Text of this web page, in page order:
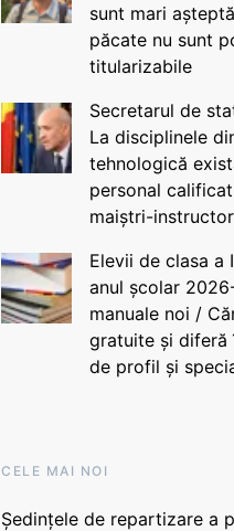
sunt mari
păcate nu sunt
titularizabile
Secretarul de
La disciplinele
tehnologică
personal
maiștri-
Elevii de clasa a
anul școlar
manuale noi /
gratuite și diferă
de profil și
CELE MAI NOI
Ședințele de repartizare a